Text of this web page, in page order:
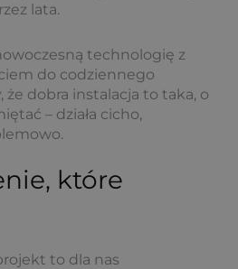
lata.
technologię z
do codziennego
dobra instalacja to taka, o
– działa cicho,
które
to dla nas